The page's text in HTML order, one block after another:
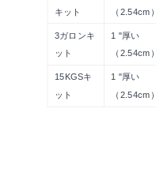
キット （2.54cm）
3ガロンキ
ット
1 "厚い
（2.54cm）
15KGSキ
ット
1 "厚い
（2.54cm）